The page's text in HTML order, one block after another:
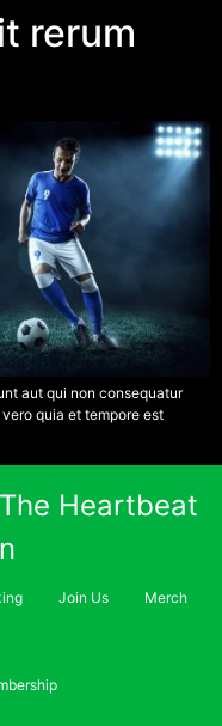
rerum
aut qui non consequatur
quia et tempore est
Heartbeat
Join Us Merch